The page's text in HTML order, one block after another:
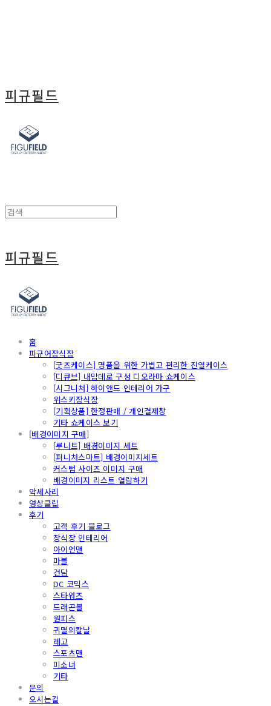
피규필드
피규필드
홈
피규어장식장
[굿즈케이스] 명품을 위한 가볍고 편리한 진열케이스
[디큐브] 내맘데로 구성 디오라마 쇼케이스
[시그니처] 하이앤드 인테리어 가구
위스키장식장
[기획상품] 한정판매 / 개인결제창
기타 쇼케이스 보기
[배경이미지 구매]
[루니트] 배경이미지 세트
[퍼니처스마트] 배경이미지세트
커스텀 사이즈 이미지 구매
배경이미지 리스트 열람하기
악세사리
영상클립
후기
고객 후기 블로그
장식장 인테리어
아이언맨
마블
건담
DC 코믹스
스타워즈
드래곤볼
원피스
귀멸의칼날
레고
스포츠맨
미소녀
기타
문의
오시는길